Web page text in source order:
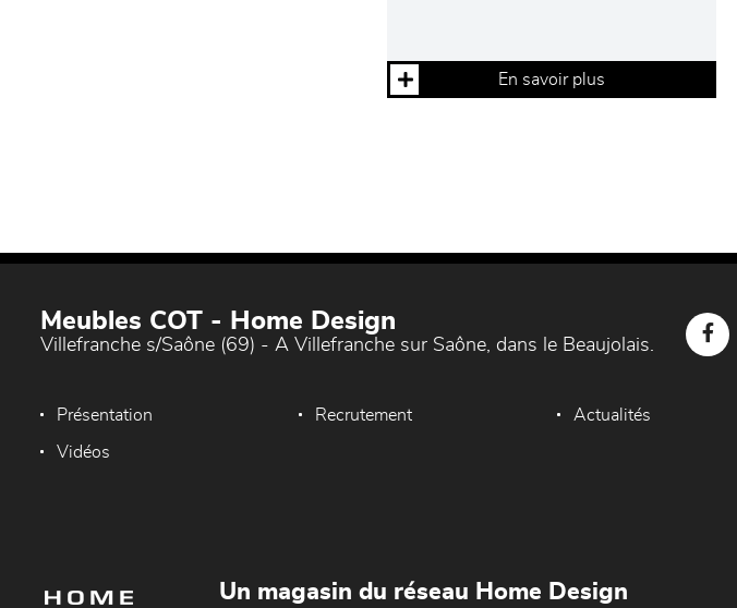
En savoir plus
Meubles COT - Home Design
Villefranche s/Saône (69) - A Villefranche sur Saône, dans le Beaujolais.
Présentation Recrutement Actualités
Vidéos
Un magasin du réseau Home Design